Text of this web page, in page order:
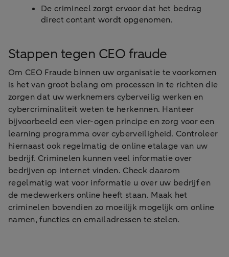
De crimineel zorgt ervoor dat het bedrag
direct contant wordt opgenomen.
Stappen tegen CEO fraude
Om CEO Fraude binnen uw organisatie te voorkomen
is het van groot belang om processen in te richten die
zorgen dat uw werknemers cyberveilig werken en
cybercriminaliteit weten te herkennen. Hanteer
bijvoorbeeld een vier-ogen principe en zorg voor een
learning programma over cyberveiligheid. Controleer
hiernaast ook regelmatig de online etalage van uw
bedrijf. Criminelen kunnen veel informatie over
bedrijven op internet vinden. Check daarom
regelmatig wat voor informatie u over uw bedrijf en
de medewerkers online heeft staan. Maak het
criminelen bovendien zo moeilijk mogelijk om online
namen, functies en emailadressen te stelen.